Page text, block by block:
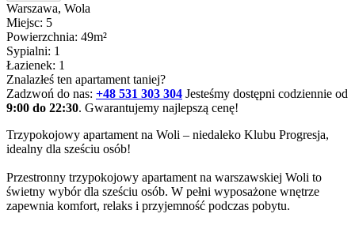
Warszawa, Wola
Miejsc: 5
Powierzchnia: 49m²
Sypialni: 1
Łazienek: 1
Znalazłeś ten apartament taniej?
Zadzwoń do nas: +48 531 303 304 Jesteśmy dostępni codziennie od
9:00 do 22:30. Gwarantujemy najlepszą cenę!
Trzypokojowy apartament na Woli – niedaleko Klubu Progresja,
idealny dla sześciu osób!
Przestronny trzypokojowy apartament na warszawskiej Woli to
świetny wybór dla sześciu osób. W pełni wyposażone wnętrze
zapewnia komfort, relaks i przyjemność podczas pobytu.